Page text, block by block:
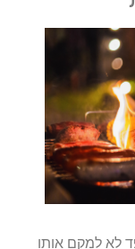
לא למקם אותו